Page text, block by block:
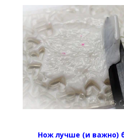
Нож лучше (и важно)